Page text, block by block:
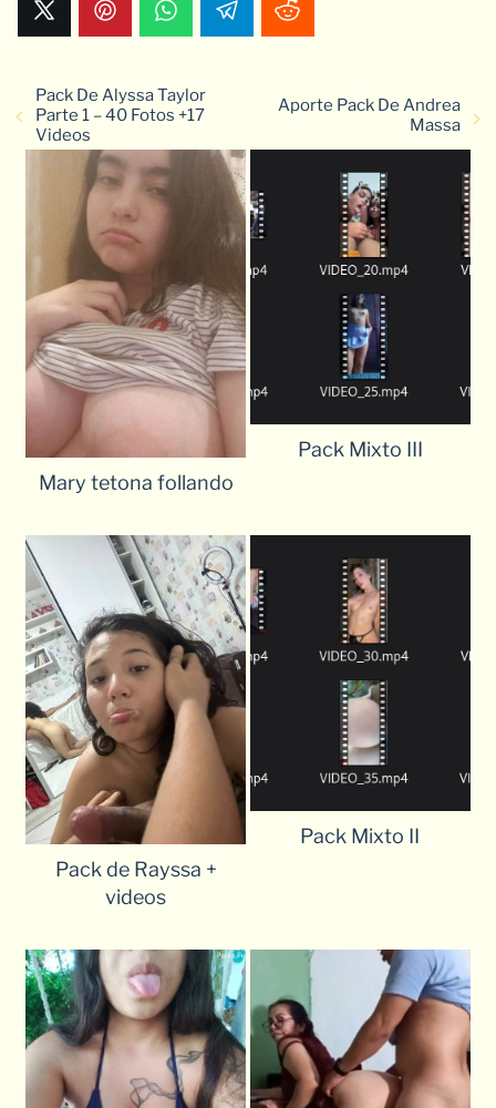
Pack De Alyssa Taylor
Parte 1 – 40 Fotos +17
Videos
Aporte Pack De Andrea
Massa
Mary tetona follando
Pack Mixto III
Pack de Rayssa +
videos
Pack Mixto II